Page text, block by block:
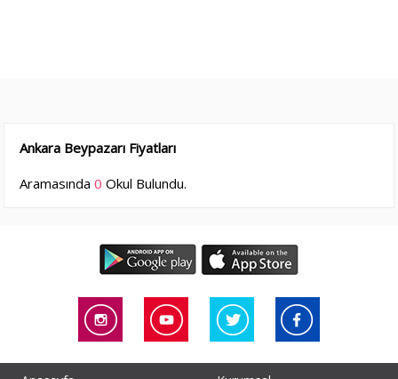
Ankara Beypazarı Fiyatları
Aramasında0 Okul Bulundu.